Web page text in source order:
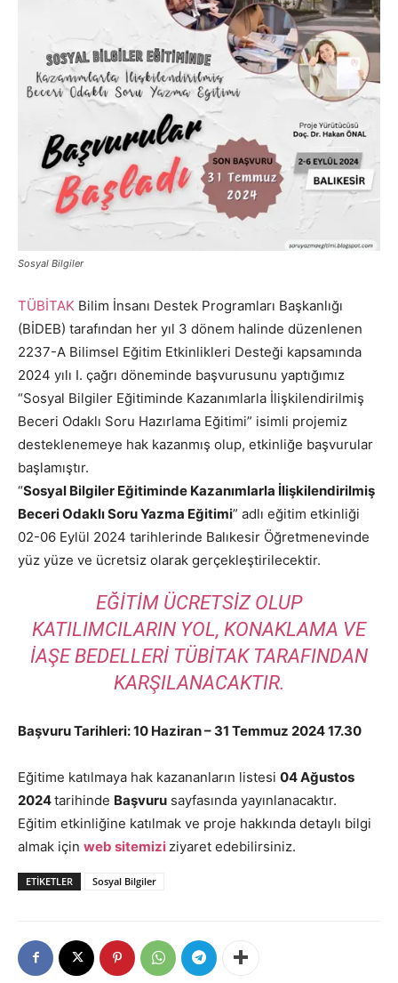
Sosyal Bilgiler
TÜBİTAK Bilim İnsanı Destek Programları Başkanlığı
(BİDEB) tarafından her yıl 3 dönem halinde düzenlenen
2237-A Bilimsel Eğitim Etkinlikleri Desteği kapsamında
2024 yılı I. çağrı döneminde başvurusunu yaptığımız
“Sosyal Bilgiler Eğitiminde Kazanımlarla İlişkilendirilmiş
Beceri Odaklı Soru Hazırlama Eğitimi” isimli projemiz
desteklenemeye hak kazanmış olup, etkinliğe başvurular
başlamıştır.
“Sosyal Bilgiler Eğitiminde Kazanımlarla İlişkilendirilmiş
Beceri Odaklı Soru Yazma Eğitimi” adlı eğitim etkinliği
02-06 Eylül 2024 tarihlerinde Balıkesir Öğretmenevinde
yüz yüze ve ücretsiz olarak gerçekleştirilecektir.
EĞITIM ÜCRETSIZ OLUP
KATILIMCILARIN YOL, KONAKLAMA VE
IAŞE BEDELLERI TÜBİTAK TARAFINDAN
KARŞILANACAKTIR.
Başvuru Tarihleri:10 Haziran – 31 Temmuz 2024 17.30
Eğitime katılmaya hak kazananların listesi 04 Ağustos
2024tarihinde Başvuru sayfasında yayınlanacaktır.
Eğitim etkinliğine katılmak ve proje hakkında detaylı bilgi
almak için web sitemizi ziyaret edebilirsiniz.
ETIKETLER Sosyal Bilgiler